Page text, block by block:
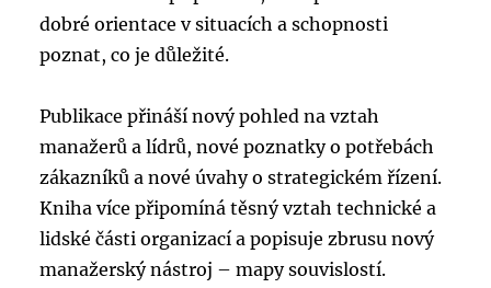
dobré orientace v situacích a schopnosti
poznat, co je důležité.
Publikace přináší nový pohled na vztah
manažerů a lídrů, nové poznatky o potřebách
zákazníků a nové úvahy o strategickém řízení.
Kniha více připomíná těsný vztah technické a
lidské části organizací a popisuje zbrusu nový
manažerský nástroj – mapy souvislostí.